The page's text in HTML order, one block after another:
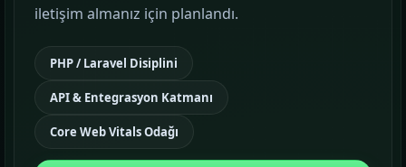
Google Reklam Yönetimi
Sosyal Medya Yönetimi
MARKA İLETIŞIMI
03 Temalar
iletişim almanız için planlandı.
PHP / Laravel Disiplini
API & Entegrasyon Katmanı
Core Web Vitals Odağı